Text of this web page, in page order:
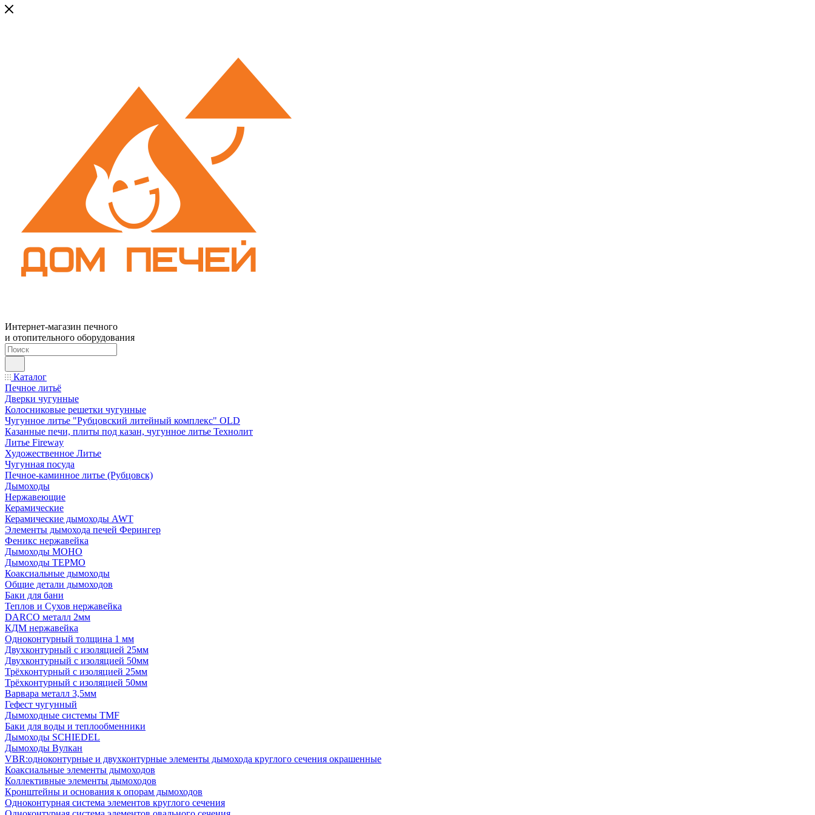
Интернет-магазин печного
и отопительного оборудования
Каталог
Печное литьё
Дверки чугунные
Колосниковые решетки чугунные
Чугунное литье "Рубцовский литейный комплекс" OLD
Казанные печи, плиты под казан, чугунное литье Технолит
Литье Fireway
Художественное Литье
Чугунная посуда
Печное-каминное литье (Рубцовск)
Дымоходы
Нержавеющие
Керамические
Керамические дымоходы AWT
Элементы дымохода печей Ферингер
Феникс нержавейка
Дымоходы МОНО
Дымоходы ТЕРМО
Коаксиальные дымоходы
Общие детали дымоходов
Баки для бани
Теплов и Сухов нержавейка
DARCO металл 2мм
КДМ нержавейка
Одноконтурный толщина 1 мм
Двухконтурный с изоляцией 25мм
Двухконтурный с изоляцией 50мм
Трёхконтурный с изоляцией 25мм
Трёхконтурный с изоляцией 50мм
Варвара металл 3,5мм
Гефест чугунный
Дымоходные системы TMF
Баки для воды и теплообменники
Дымоходы SCHIEDEL
Дымоходы Вулкан
VBR:одноконтурные и двухконтурные элементы дымохода круглого сечения окрашенные
Коаксиальные элементы дымоходов
Коллективные элементы дымоходов
Кронштейны и основания к опорам дымоходов
Одноконтурная система элементов круглого сечения